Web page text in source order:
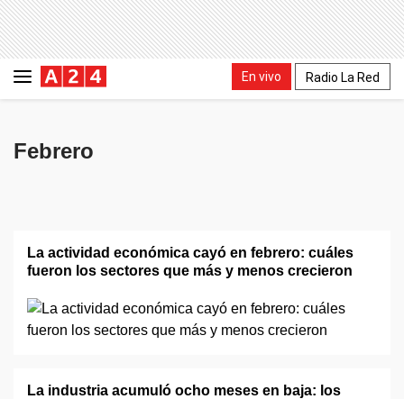
En vivo Radio La Red
Febrero
La actividad económica cayó en febrero: cuáles
fueron los sectores que más y menos crecieron
La industria acumuló ocho meses en baja: los